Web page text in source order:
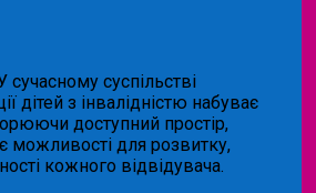
сучасному суспільстві
дітей з інвалідністю набуває
доступний простір,
можливості для розвитку,
кожного відвідувача.